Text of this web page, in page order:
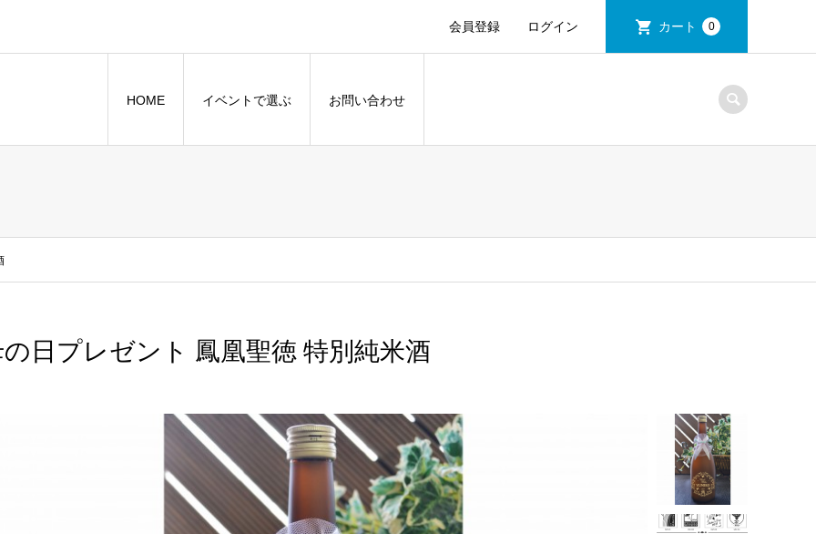
会員登録 ログイン カート 0
HOME イベントで選ぶ お問い合わせ
日プレゼント 鳳凰聖徳 特別純米酒